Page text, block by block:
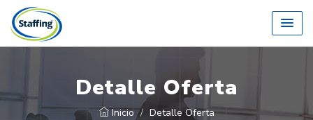
Detalle Oferta
Inicio Detalle Oferta